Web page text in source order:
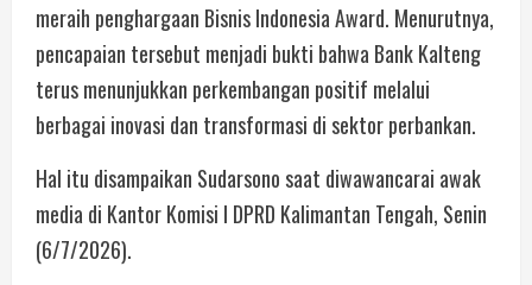
meraih penghargaan Bisnis Indonesia Award. Menurutnya,
pencapaian tersebut menjadi bukti bahwa Bank Kalteng
terus menunjukkan perkembangan positif melalui
berbagai inovasi dan transformasi di sektor perbankan.
Hal itu disampaikan Sudarsono saat diwawancarai awak
media di Kantor Komisi I DPRD Kalimantan Tengah, Senin
(6/7/2026).